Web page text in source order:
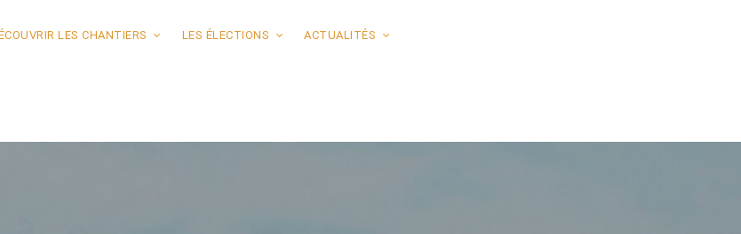
LES CHANTIERS LES ÉLECTIONS ACTUALITÉS